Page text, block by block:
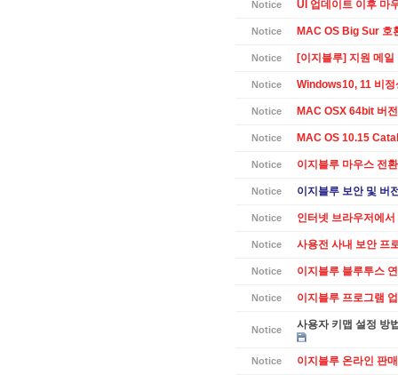
Notice UI 업데이트 이후 마
Notice MAC OS Big Sur 호
Notice [이지블루] 지원 메일
Notice Windows10, 11 비정
Notice MAC OSX 64bit 버
Notice MAC OS 10.15
Notice 이지블루 마우스 전
Notice 이지블루 보안 및 버
Notice 인터넷 브라우저에
Notice 사용전 사내 보안 프
Notice 이지블루 블루투스
Notice 이지블루 프로그램
Notice 사용자 키맵 설정 방
Notice 이지블루 온라인 판